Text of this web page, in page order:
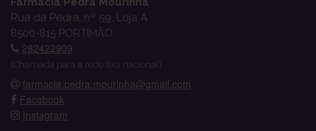
Rua da Pedra, nº 59, Loja A
8500-815 PORTIMÃO
282422909
(Chamada para a rede fixa nacional)
farmacia.pedra.mourinha@gmail.com
Facebook
Instagram